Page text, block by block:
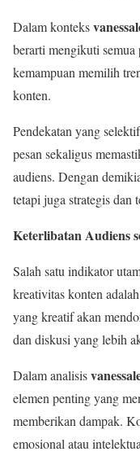
Dalam konteks
berarti mengikuti semua
kemampuan memilih
konten.
Pendekatan yang
pesan sekaligus
audiens. Dengan
tetapi juga strategis dan
Keterlibatan Audiens
Salah satu indikator
kreativitas konten
yang kreatif akan
dan diskusi yang lebih
Dalam analisis
elemen penting yang
memberikan dampak.
emosional atau